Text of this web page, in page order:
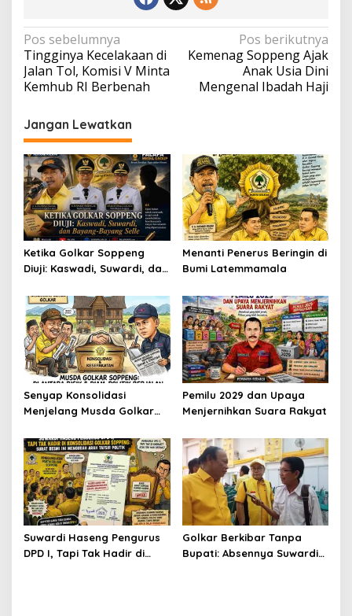
Navigasi
pos
Pos sebelumnya
Tingginya Kecelakaan di
Jalan Tol, Komisi V Minta
Kemhub RI Berbenah
Pos berikutnya
Kemenag Soppeng Ajak
Anak Usia Dini
Mengenal Ibadah Haji
Jangan Lewatkan
Ketika Golkar Soppeng
Diuji: Kaswadi, Suwardi, dan
Menanti Penerus Beringin di
Bumi Latemmamala
Senyap Konsolidasi
Menjelang Musda Golkar
Pemilu 2029 dan Upaya
Menjernihkan Suara Rakyat
Suwardi Haseng Pengurus
DPD I, Tapi Tak Hadir di
Golkar Berkibar Tanpa
Bupati: Absennya Suwardi